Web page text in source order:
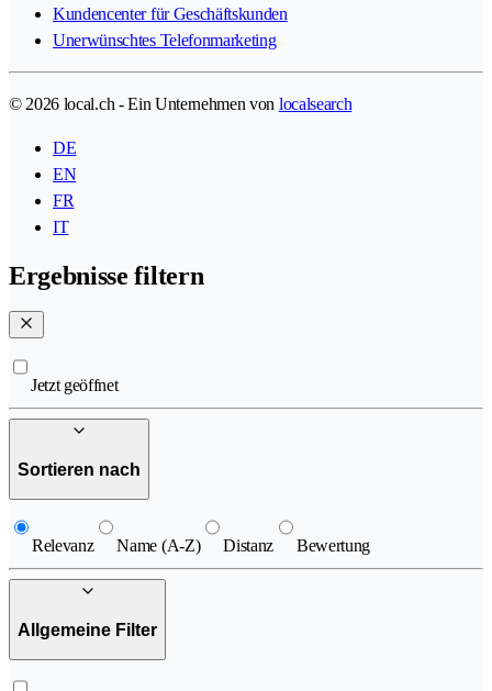
Kundencenter für Geschäftskunden
Unerwünschtes Telefonmarketing
© 2026 local.ch - Ein Unternehmen von localsearch
DE
EN
FR
IT
Ergebnisse filtern
Jetzt geöffnet
Sortieren nach
Relevanz Name (A-Z) Distanz Bewertung
Allgemeine Filter